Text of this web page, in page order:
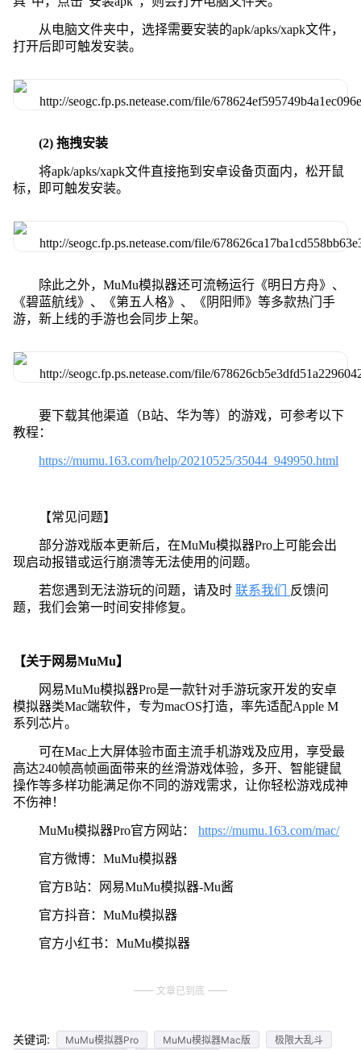
从电脑文件夹中，选择需要安装的apk/apks/xapk文件，
打开后即可触发安装。
(2) 拖拽安装
将apk/apks/xapk文件直接拖到安卓设备页面内，松开鼠
标，即可触发安装。
除此之外，MuMu模拟器还可流畅运行《明日方舟》、
《碧蓝航线》、《第五人格》、《阴阳师》等多款热门手
游，新上线的手游也会同步上架。
要下载其他渠道（B站、华为等）的游戏，可参考以下
教程：
https://mumu.163.com/help/20210525/35044_949950.html
【常见问题】
部分游戏版本更新后，在MuMu模拟器Pro上可能会出
现启动报错或运行崩溃等无法使用的问题。
若您遇到无法游玩的问题，请及时 联系我们
反馈问
题，我们会第一时间安排修复。
【关于网易MuMu】
网易MuMu模拟器Pro是一款针对手游玩家开发的安卓
模拟器类Mac端软件，专为macOS打造，率先适配Apple M
系列芯片。
可在Mac上大屏体验市面主流手机游戏及应用，享受最
高达240帧高帧画面带来的丝滑游戏体验，多开、智能键鼠
操作等多样功能满足你不同的游戏需求，让你轻松游戏成神
不伤神！
MuMu模拟器Pro官方网站： https://mumu.163.com/mac/
官方微博：MuMu模拟器
官方B站：网易MuMu模拟器-Mu酱
官方抖音：MuMu模拟器
官方小红书：MuMu模拟器
文章已到底
关键词: MuMu模拟器Pro MuMu模拟器Mac版
极限大乱斗